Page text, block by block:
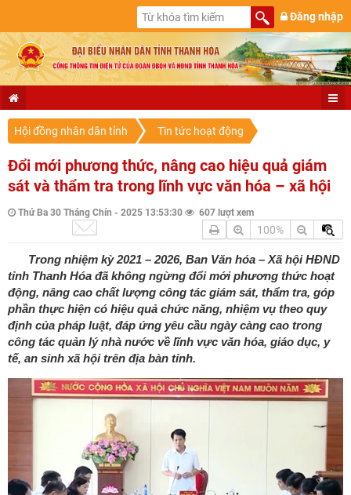
Đăng nhập
Hội đồng nhân dân tỉnh Tin tức hoạt động
Đổi mới phương thức, nâng cao hiệu quả giám
sát và thẩm tra trong lĩnh vực văn hóa – xã hội
Thứ Ba 30 Tháng Chín - 2025 13:53:30 607 lượt xem
100%
Trong nhiệm kỳ 2021 – 2026, Ban Văn hóa – Xã hội HĐND
tỉnh Thanh Hóa đã không ngừng đổi mới phương thức hoạt
động, nâng cao chất lượng công tác giám sát, thẩm tra, góp
phần thực hiện có hiệu quả chức năng, nhiệm vụ theo quy
định của pháp luật, đáp ứng yêu cầu ngày càng cao trong
công tác quản lý nhà nước về lĩnh vực văn hóa, giáo dục, y
tế, an sinh xã hội trên địa bàn tỉnh.